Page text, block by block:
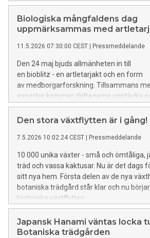
frågan. Ett nytt centrum för
att möta en av vår tids största
återställa fungerande ekosystem.
Biologiska mångfaldens dag
uppmärksammas med
11.5.2026 07:30:00 CEST | Pressmeddelande
Den 24 maj bjuds allmänheten in till
en bioblitz - en artletarjakt och en form
av medborgarforskning. Tillsammans
experter kommer deltagarna upptäcka
många arter som möjligt och på så vis
samtidigt som de får upp ögonen för
Den stora växtflytten är i gång!
7.5.2026 10:02:24 CEST | Pressmeddelande
10 000 unika växter - små och ömtåliga,
träd och vassa kaktusar. Nu är det dags
sitt nya hem. Första delen av de nya
botaniska trädgård står klar och nu
historiska växtflytten.
Japansk Hanami väntas locka
Botaniska trädgården